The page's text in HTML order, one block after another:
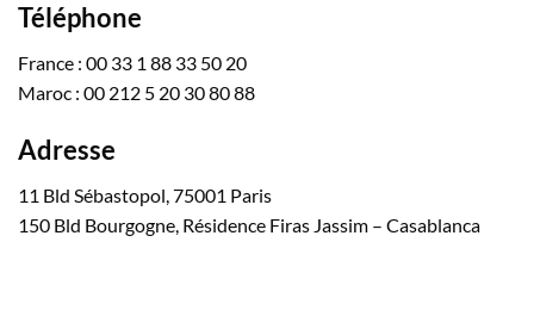
Téléphone
France : 00 33 1 88 33 50 20
Maroc : 00 212 5 20 30 80 88
Adresse
11 Bld Sébastopol, 75001 Paris
150 Bld Bourgogne, Résidence Firas Jassim – Casablanca